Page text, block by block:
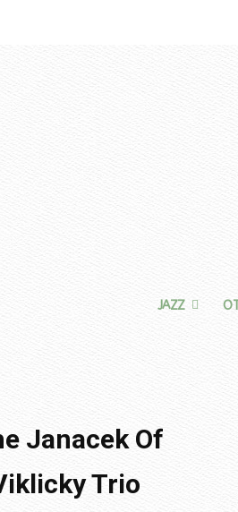
JAZZ
Janacek Of
Trio